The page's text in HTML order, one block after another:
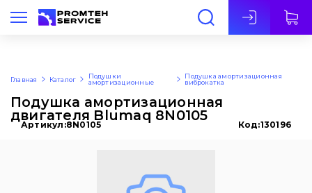
Рус
Главная Каталог
Подушки
амортизационные
Подушка амортизационная
виброкатка
Подушка амортизационная
двигателя Blumaq 8N0105
Артикул:8N0105 Код:130196